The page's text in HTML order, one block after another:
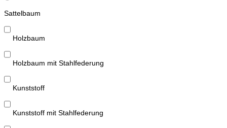
Sattelbaum
Holzbaum
Holzbaum mit Stahlfederung
Kunststoff
Kunststoff mit Stahlfederung